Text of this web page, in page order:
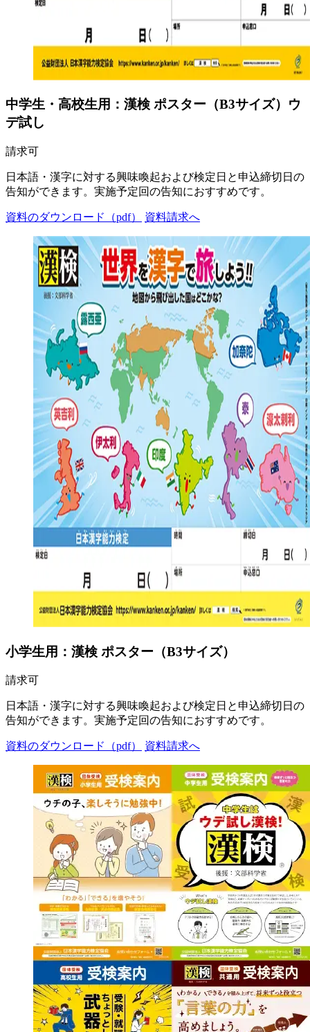
中学生・高校生用：漢検 ポスター（B3サイズ）ウ
デ試し
請求可
日本語・漢字に対する興味喚起および検定日と申込締切日の
告知ができます。実施予定回の告知におすすめです。
資料のダウンロード（pdf） 資料請求へ
小学生用：漢検 ポスター（B3サイズ）
請求可
日本語・漢字に対する興味喚起および検定日と申込締切日の
告知ができます。実施予定回の告知におすすめです。
資料のダウンロード（pdf） 資料請求へ